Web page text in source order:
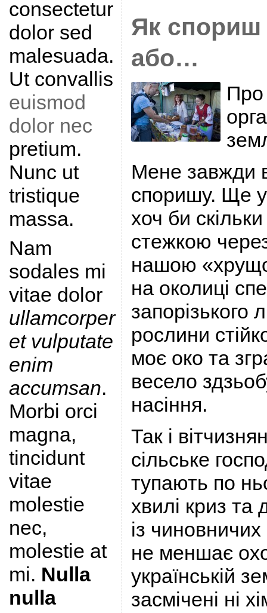
consectetur
dolor sed
malesuada.
Ut convallis
euismod
dolor nec
pretium.
Nunc ut
tristique
massa.
Nam
sodales mi
vitae dolor
ullamcorper
et vulputate
enim
accumsan.
Morbi orci
magna,
tincidunt
vitae
molestie
nec,
molestie at
mi. Nulla
nulla
Як спориш
або…
Про
Мене завжди
споришу. Ще у
хоч би
стежкою
нашою
на околиці
запорізького
рослини
моє око та
весело
насіння.
Так і
сільське
тупають по
хвилі криз та
із чиновничих
не меншає
українській
засмічені ні